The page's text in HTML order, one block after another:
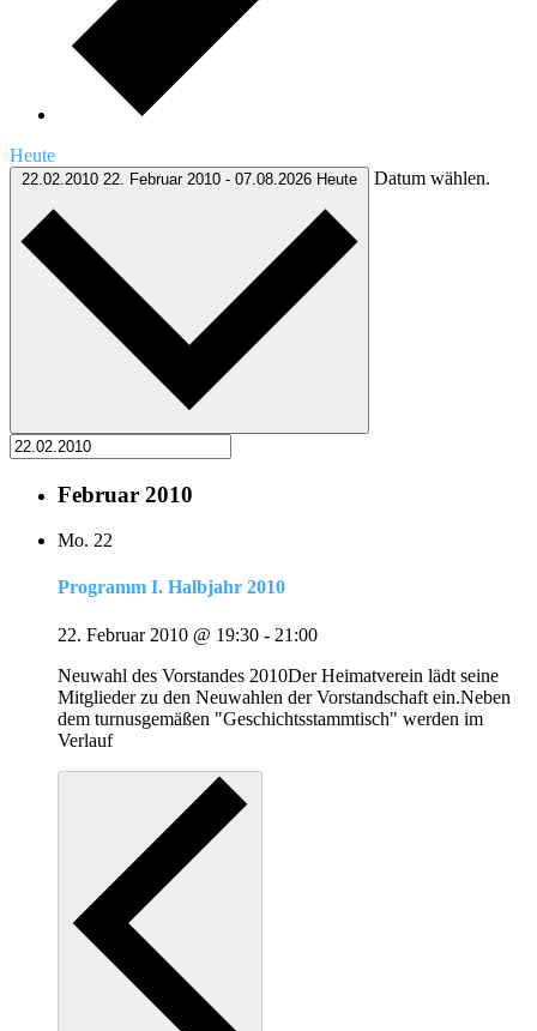
Heute
22.02.2010 22. Februar 2010 - 07.08.2026 Heute Datum wählen.
Februar 2010
Mo. 22
Programm I. Halbjahr 2010
22. Februar 2010 @ 19:30 - 21:00
Neuwahl des Vorstandes 2010Der Heimatverein lädt seine
Mitglieder zu den Neuwahlen der Vorstandschaft ein.Neben
dem turnusgemäßen "Geschichtsstammtisch" werden im
Verlauf